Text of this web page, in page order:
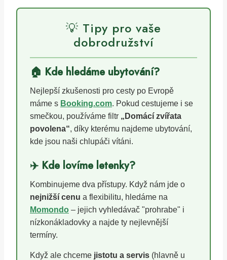
💡 Tipy pro vaše
dobrodružství
🏠 Kde hledáme ubytování?
Nejlepší zkušenosti pro cesty po Evropě
máme s Booking.com. Pokud cestujeme i se
smečkou, používáme filtr „Domácí zvířata
povolena“, díky kterému najdeme ubytování,
kde jsou naši chlupáči vítáni.
✈️ Kde lovíme letenky?
Kombinujeme dva přístupy. Když nám jde o
nejnižší cenu a flexibilitu, hledáme na
Momondo – jejich vyhledávač "prohrabe" i
nízkonákladovky a najde ty nejlevnější
termíny.
Když ale chceme jistotu a servis (hlavně u